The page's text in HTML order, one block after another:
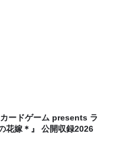
ードゲーム presents ラ
花嫁＊』 公開収録2026